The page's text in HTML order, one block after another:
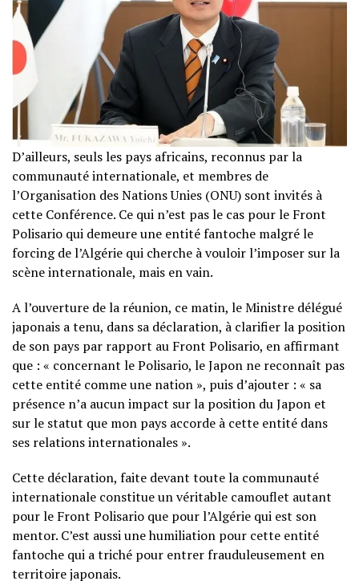
D’ailleurs, seuls les pays africains, reconnus par la
communauté internationale, et membres de
l’Organisation des Nations Unies (ONU) sont invités à
cette Conférence. Ce qui n’est pas le cas pour le Front
Polisario qui demeure une entité fantoche malgré le
forcing de l’Algérie qui cherche à vouloir l’imposer sur la
scène internationale, mais en vain.
A l’ouverture de la réunion, ce matin, le Ministre délégué
japonais a tenu, dans sa déclaration, à clarifier la position
de son pays par rapport au Front Polisario, en affirmant
que : « concernant le Polisario, le Japon ne reconnaît pas
cette entité comme une nation », puis d’ajouter : « sa
présence n’a aucun impact sur la position du Japon et
sur le statut que mon pays accorde à cette entité dans
ses relations internationales ».
Cette déclaration, faite devant toute la communauté
internationale constitue un véritable camouflet autant
pour le Front Polisario que pour l’Algérie qui est son
mentor. C’est aussi une humiliation pour cette entité
fantoche qui a triché pour entrer frauduleusement en
territoire japonais.